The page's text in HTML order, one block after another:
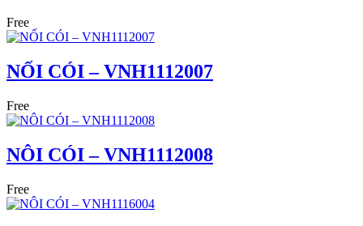
Free
NỐI CÓI – VNH1112007
Free
NÔI CÓI – VNH1112008
Free